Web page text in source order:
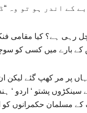
کے اندر ہو تو وہ
رہی ہے؟ کیا مقامی
پر مر کھپ گئے لیکن
پشتو ‘ اردو ‘
مسلمان حکمرانوں کو